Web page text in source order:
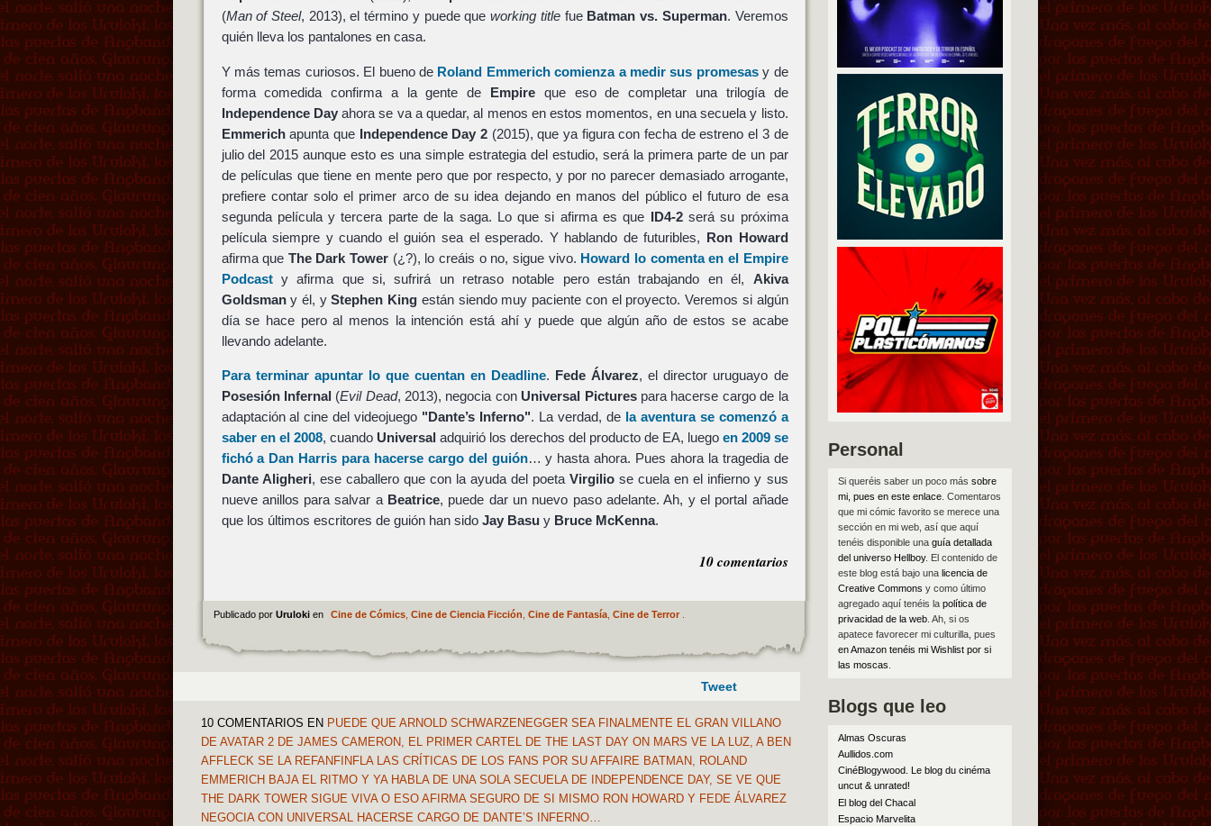
(Man of Steel, 2013), el término y puede queworking titlefue Batman vs. Superman. Veremos
quién lleva los pantalones en casa.
Y más temas curiosos. El bueno de Roland Emmerich comienza a medir sus promesasy de
forma comedida confirma a la gente de Empire que eso de completar una trilogía de
Independence Dayahora se va a quedar, al menos en estos momentos, en una secuela y listo.
Emmerichapunta que Independence Day 2(2015), que ya figura con fecha de estreno el 3 de
julio del 2015 aunque esto es una simple estrategia del estudio, será la primera parte de un par
de películas que tiene en mente pero que por respecto, y por no parecer demasiado arrogante,
prefiere contar solo el primer arco de su idea dejando en manos del público el futuro de esa
segunda película y tercera parte de la saga. Lo que si afirma es que ID4-2será su próxima
película siempre y cuando el guión sea el esperado. Y hablando de futuribles, Ron Howard
afirma que The Dark Tower (¿?), lo creáis o no, sigue vivo. Howard lo comenta en el Empire
Podcasty afirma que si, sufrirá un retraso notable pero están trabajando en él, Akiva
Goldsmany él, yStephen King están siendo muy paciente con el proyecto. Veremos si algún
día se hace pero al menos la intención está ahí y puede que algún año de estos se acabe
llevando adelante.
Para terminar apuntar lo que cuentan en Deadline. Fede Álvarez, el director uruguayo de
Posesión Infernal (Evil Dead, 2013), negocia con Universal Picturespara hacerse cargo de la
adaptación al cine del videojuego "Dante’s Inferno". La verdad, de la aventura se comenzó a
saber en el 2008, cuando Universal adquirió los derechos del producto de EA, luego en 2009 se
fichó a Dan Harris para hacerse cargo del guión… y hasta ahora. Pues ahora la tragedia de
Dante Aligheri, ese caballero que con la ayuda del poetaVirgilio se cuela en el infierno y sus
nueve anillos para salvar a Beatrice, puede dar un nuevo paso adelante. Ah, y el portal añade
que los últimos escritores de guión han sido Jay Basuy Bruce McKenna.
10 comentarios
Publicado por Uruloki en Cine de Cómics, Cine de Ciencia Ficción Cine de Fantasía, Cine de Terror.
Tweet
10 COMENTARIOS EN PUEDE QUE ARNOLD SCHWARZENEGGER SEA FINALMENTE EL GRAN VILLANO
DE AVATAR 2 DE JAMES CAMERON, EL PRIMER CARTEL DE THE LAST DAY ON MARS VE LA LUZ, A BEN
AFFLECK SE LA REFANFINFLA LAS CRÍTICAS DE LOS FANS POR SU AFFAIRE BATMAN, ROLAND
EMMERICH BAJA EL RITMO Y YA HABLA DE UNA SOLA SECUELA DE INDEPENDENCE DAY, SE VE QUE
THE DARK TOWER SIGUE VIVA O ESO AFIRMA SEGURO DE SI MISMO RON HOWARD Y FEDE ÁLVAREZ
NEGOCIA CON UNIVERSAL HACERSE CARGO DE DANTE’S INFERNO…
Personal
Si queréis saber un poco más sobre
mi, pues en este enlace. Comentaros
que mi cómic favorito se merece una
sección en mi web, así que aquí
tenéis disponible una guía detallada
del universo Hellboy. El contenido de
este blog está bajo una licencia de
Creative Commons y como último
agregado aquí tenéis la política de
privacidad de la web. Ah, si os
apatece favorecer mi culturilla, pues
en Amazon tenéis mi Wishlist por si
las moscas
Blogs que leo
Almas Oscuras
Aullidos.com
CinéBlogywood. Le blog du cinéma
uncut & unrated!
El blog del Chacal
Espacio Marvelita